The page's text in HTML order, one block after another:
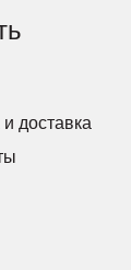
доставка